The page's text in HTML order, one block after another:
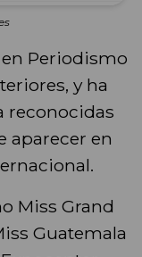
Periodismo
y ha
reconocidas
aparecer en
Miss Grand
Guatemala